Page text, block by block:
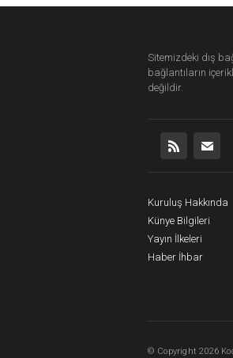
Sitemizdeki dış
bağlantıların
değildir.
Kuruluş Hakkında
Künye Bilgileri
Yayın İlkeleri
Haber İhbar
© Copyright 2026